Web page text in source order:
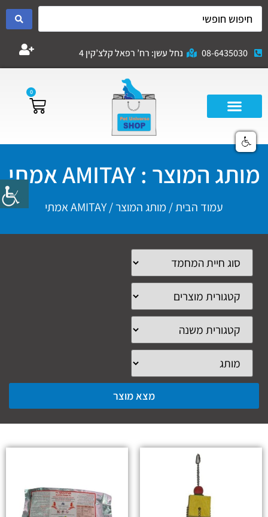
08-6435030 נחל עשן: רח’ רפאל קלצ’קין 4
0
מותג המוצר : AMITAY אמתי
עמוד הבית/ מותג המוצר / AMITAY אמתי
מצא מוצר